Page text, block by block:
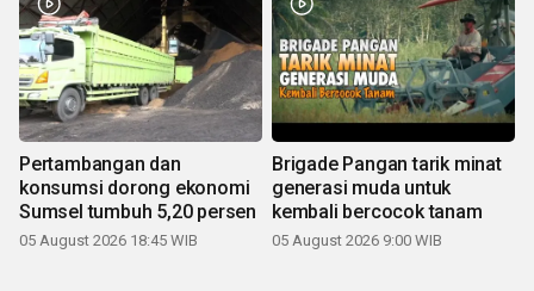
Pertambangan dan
konsumsi dorong ekonomi
Sumsel tumbuh 5,20 persen
05 August 2026 18:45 WIB
Brigade Pangan tarik minat
generasi muda untuk
kembali bercocok tanam
05 August 2026 9:00 WIB